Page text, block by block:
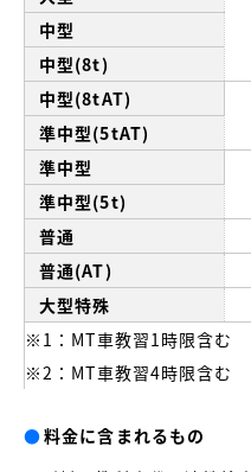
中型
中型(8t)
中型(8tAT)
準中型(5tAT)
準中型
準中型(5t)
普通
普通(AT)
大型特殊
※1：MT車教習1時限含む
※2：MT車教習4時限含む
●料金に含まれるもの